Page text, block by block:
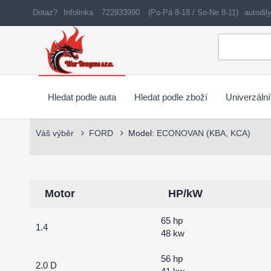
Dotaz? Infolinka 722933990 (Po-Pá 8-18 / So-Ne 8-11)
Hledat podle auta Hledat podle zboží
Váš výběr FORD Model: ECONOVAN (KBA, KCA)
Motor HP/kW
1.4
65 hp
48 kw
2.0 D
56 hp